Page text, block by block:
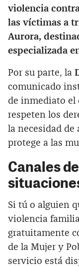
violencia
las víctimas a
Aurora,
especializada
Por su parte, la
comunicado
de inmediato el
respeten los
la necesidad de
protege a las
Canales
Si tú o alguien
violencia
gratuitamente
de la Mujer y
servicio está